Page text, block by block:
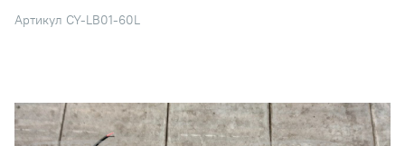
Артикул CY-LB01-60L